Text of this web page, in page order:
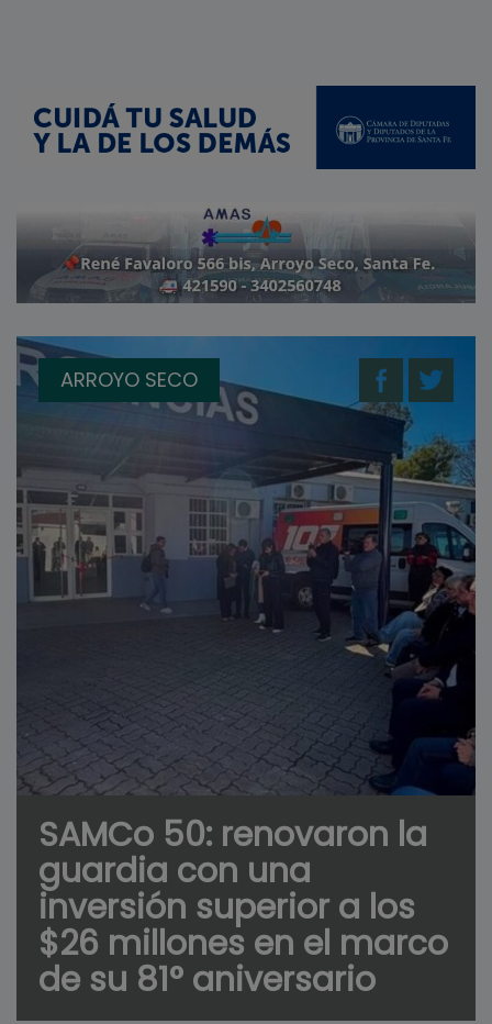
ARROYO SECO
SAMCo 50: renovaron la
guardia con una
inversión superior a los
$26 millones en el marco
de su 81° aniversario